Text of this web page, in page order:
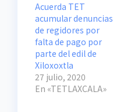
Acuerda TET
acumular denuncias
de regidores por
falta de pago por
parte del edil de
Xiloxoxtla
27 julio, 2020
En «TETLAXCALA»